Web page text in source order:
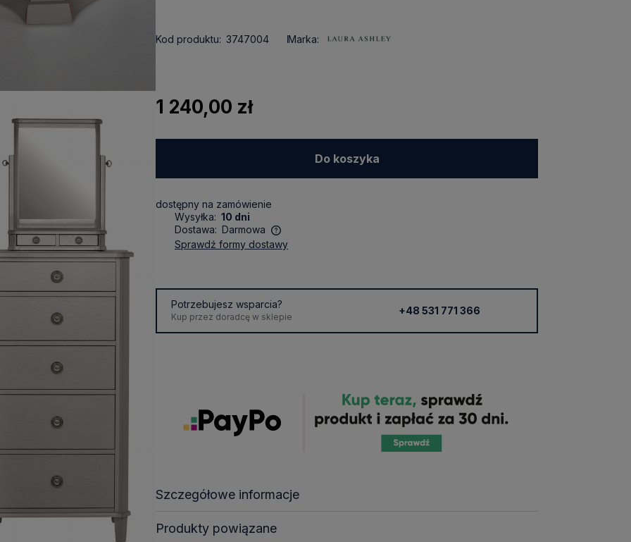
Kod produktu: 3747004 Marka:
1 240,00 zł
Do koszyka
dostępny na zamówienie
Wysyłka: 10 dni
Dostawa: Darmowa
Cena nie zawiera ewentualnych
sprawdź formy dostawy
Potrzebujesz wsparcia?
Kup przez doradcę w sklepie
+48 531 771 366
Szczegółowe informacje
Produkty powiązane